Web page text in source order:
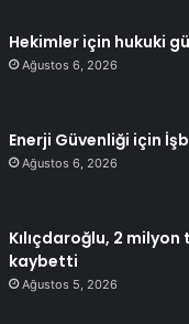
Hekimler için hukuki
Ağustos 6, 2026
Enerji Güvenliği için
Ağustos 6, 2026
Kılıçdaroğlu, 2
kaybetti
Ağustos 5, 2026